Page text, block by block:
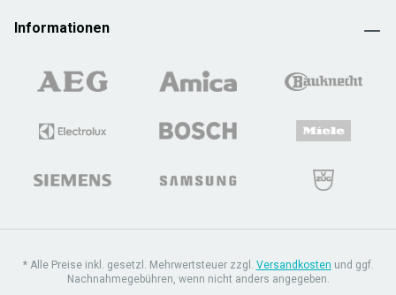
Informationen
* Alle Preise inkl. gesetzl. Mehrwertsteuer zzgl. Versandkosten und ggf.
Nachnahmegebühren, wenn nicht anders angegeben.